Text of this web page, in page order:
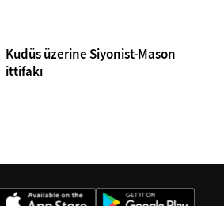
Kudüs üzerine Siyonist-Mason
ittifakı